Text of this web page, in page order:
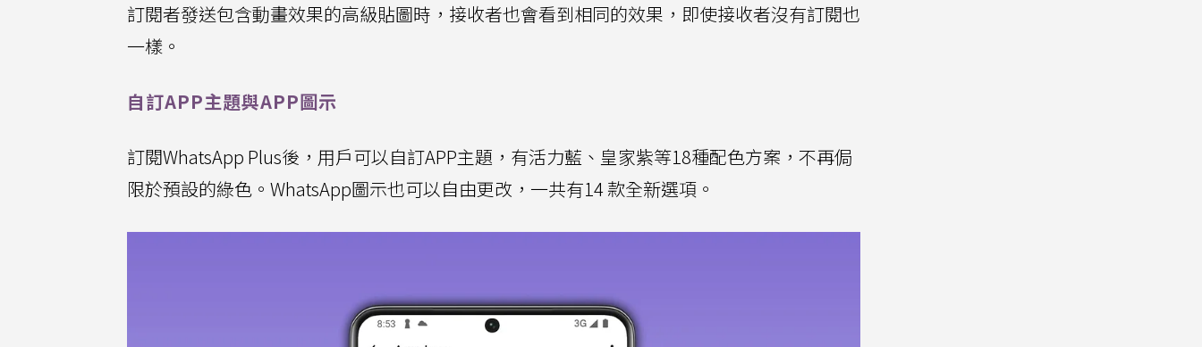
訂閱者發送包含動畫效果的高級貼圖時，接收者也會看到相同的效果，即使接收者沒有訂閱也
一樣。
自訂APP主題與APP圖示
訂閱WhatsApp Plus後，用戶可以自訂APP主題，有活力藍、皇家紫等18種配色方案，不再侷
限於預設的綠色。WhatsApp圖示也可以自由更改，一共有14 款全新選項。